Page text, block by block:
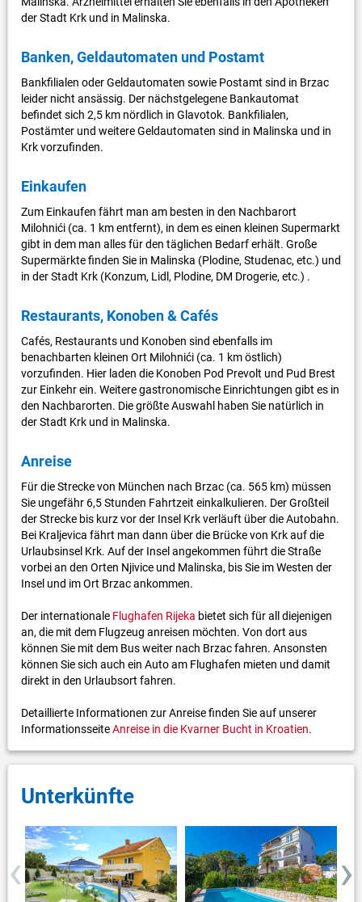
der Stadt Krk und in Malinska.
Banken, Geldautomaten und Postamt
Bankfilialen oder Geldautomaten sowie Postamt sind in Brzac
leider nicht ansässig. Der nächstgelegene Bankautomat
befindet sich 2,5 km nördlich in Glavotok. Bankfilialen,
Postämter und weitere Geldautomaten sind in Malinska und in
Krk vorzufinden.
Einkaufen
Zum Einkaufen fährt man am besten in den Nachbarort
Milohnići (ca. 1 km entfernt), in dem es einen kleinen Supermarkt
gibt in dem man alles für den täglichen Bedarf erhält. Große
Supermärkte finden Sie in Malinska (Plodine, Studenac, etc.) und
in der Stadt Krk (Konzum, Lidl, Plodine, DM Drogerie, etc.) .
Restaurants, Konoben & Cafés
Cafés, Restaurants und Konoben sind ebenfalls im
benachbarten kleinen Ort Milohnići (ca. 1 km östlich)
vorzufinden. Hier laden die Konoben Pod Prevolt und Pud Brest
zur Einkehr ein. Weitere gastronomische Einrichtungen gibt es in
den Nachbarorten. Die größte Auswahl haben Sie natürlich in
der Stadt Krk und in Malinska.
Anreise
Für die Strecke von München nach Brzac (ca. 565 km) müssen
Sie ungefähr 6,5 Stunden Fahrtzeit einkalkulieren. Der Großteil
der Strecke bis kurz vor der Insel Krk verläuft über die Autobahn.
Bei Kraljevica fährt man dann über die Brücke von Krk auf die
Urlaubsinsel Krk. Auf der Insel angekommen führt die Straße
vorbei an den Orten Njivice und Malinska, bis Sie im Westen der
Insel und im Ort Brzac ankommen.
Der internationale Flughafen Rijeka bietet sich für all diejenigen
an, die mit dem Flugzeug anreisen möchten. Von dort aus
können Sie mit dem Bus weiter nach Brzac fahren. Ansonsten
können Sie sich auch ein Auto am Flughafen mieten und damit
direkt in den Urlaubsort fahren.
Detaillierte Informationen zur Anreise finden Sie auf unserer
InformationsseiteAnreise in die Kvarner Bucht in Kroatien.
Unterkünfte
‹ ›